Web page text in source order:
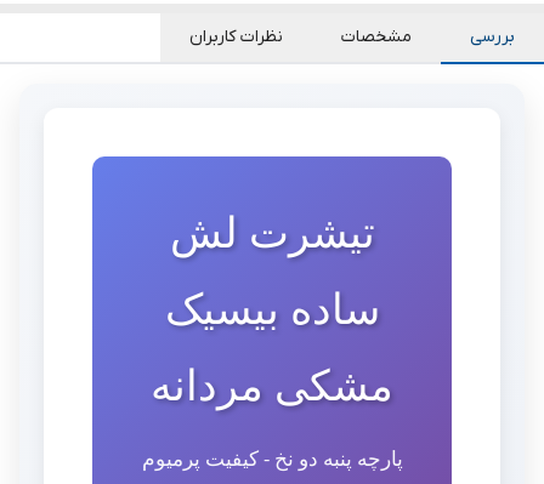
بررسی مشخصات نظرات کاربران
تیشرت لش
ساده بیسیک
مشکی مردانه
پارچه پنبه دو نخ - کیفیت پرمیوم